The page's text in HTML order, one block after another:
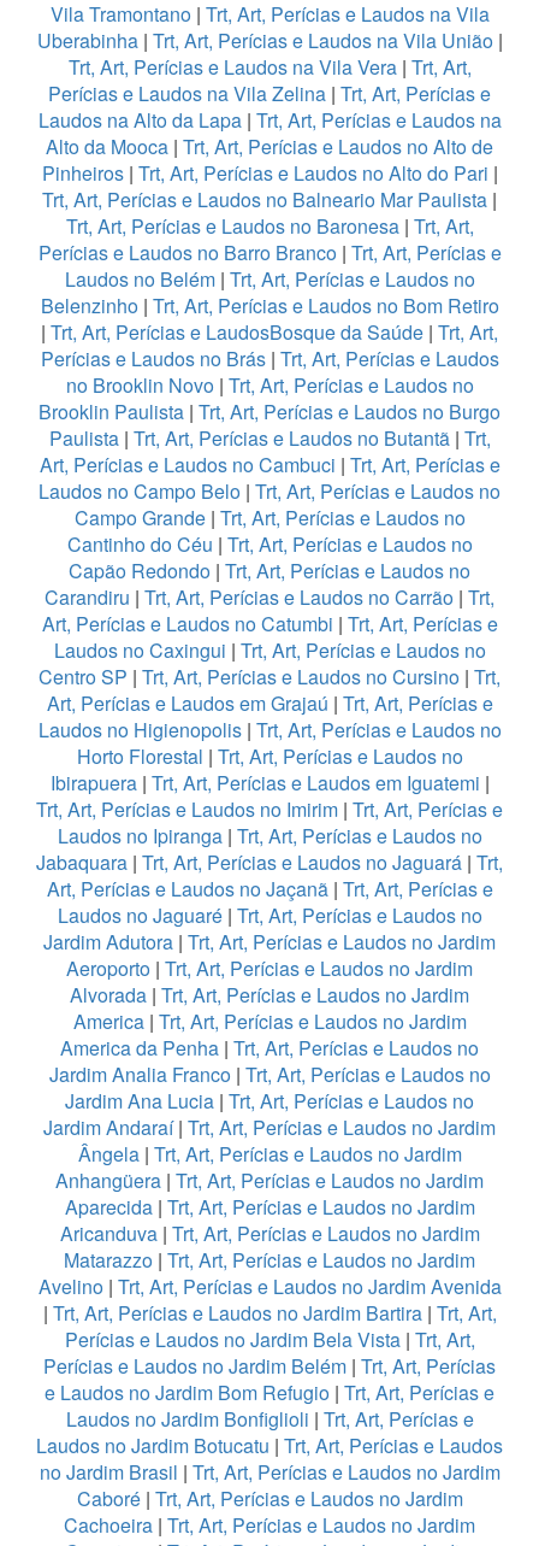
Vila Tramontano| Trt, Art, Perícias e Laudos na Vila
Uberabinha| Trt, Art, Perícias e Laudos na Vila União|
Trt, Art, Perícias e Laudos na Vila Vera| Trt, Art,
Perícias e Laudos na Vila Zelina | Trt, Art, Perícias e
Laudos na Alto da Lapa| Trt, Art, Perícias e Laudos na
Alto da Mooca | Trt, Art, Perícias e Laudos no Alto de
Pinheiros| Trt, Art, Perícias e Laudos no Alto do Pari |
Trt, Art, Perícias e Laudos no Balneario Mar Paulista |
Trt, Art, Perícias e Laudos no Baronesa| Trt, Art,
Perícias e Laudos no Barro Branco| Trt, Art, Perícias e
Laudos no Belém| Trt, Art, Perícias e Laudos no
Belenzinho| Trt, Art, Perícias e Laudos no Bom Retiro
| Trt, Art, Perícias e LaudosBosque da Saúde | Trt, Art,
Perícias e Laudos no Brás| Trt, Art, Perícias e Laudos
no Brooklin Novo| Trt, Art, Perícias e Laudos no
Brooklin Paulista | Trt, Art, Perícias e Laudos no Burgo
Paulista| Trt, Art, Perícias e Laudos no Butantã| Trt,
Art, Perícias e Laudos no Cambuci | Trt, Art, Perícias e
Laudos no Campo Belo | Trt, Art, Perícias e Laudos no
Campo Grande| Trt, Art, Perícias e Laudos no
Cantinho do Céu | Trt, Art, Perícias e Laudos no
Capão Redondo | Trt, Art, Perícias e Laudos no
Carandiru | Trt, Art, Perícias e Laudos no Carrão | Trt,
Art, Perícias e Laudos no Catumbi | Trt, Art, Perícias e
Laudos no Caxingui | Trt, Art, Perícias e Laudos no
Centro SP | Trt, Art, Perícias e Laudos no Cursino | Trt,
Art, Perícias e Laudos em Grajaú | Trt, Art, Perícias e
Laudos no Higienopolis| Trt, Art, Perícias e Laudos no
Horto Florestal | Trt, Art, Perícias e Laudos no
Ibirapuera| Trt, Art, Perícias e Laudos em Iguatemi |
Trt, Art, Perícias e Laudos no Imirim | Trt, Art, Perícias e
Laudos no Ipiranga| Trt, Art, Perícias e Laudos no
Jabaquara | Trt, Art, Perícias e Laudos no Jaguará | Trt,
Art, Perícias e Laudos no Jaçanã| Trt, Art, Perícias e
Laudos no Jaguaré| Trt, Art, Perícias e Laudos no
Jardim Adutora | Trt, Art, Perícias e Laudos no Jardim
Aeroporto | Trt, Art, Perícias e Laudos no Jardim
Alvorada | Trt, Art, Perícias e Laudos no Jardim
America| Trt, Art, Perícias e Laudos no Jardim
America da Penha | Trt, Art, Perícias e Laudos no
Jardim Analia Franco| Trt, Art, Perícias e Laudos no
Jardim Ana Lucia | Trt, Art, Perícias e Laudos no
Jardim Andaraí| Trt, Art, Perícias e Laudos no Jardim
Ângela| Trt, Art, Perícias e Laudos no Jardim
Anhangüera | Trt, Art, Perícias e Laudos no Jardim
Aparecida| Trt, Art, Perícias e Laudos no Jardim
Aricanduva| Trt, Art, Perícias e Laudos no Jardim
Matarazzo | Trt, Art, Perícias e Laudos no Jardim
Avelino| Trt, Art, Perícias e Laudos no Jardim Avenida
| Trt, Art, Perícias e Laudos no Jardim Bartira| Trt, Art,
Perícias e Laudos no Jardim Bela Vista| Trt, Art,
Perícias e Laudos no Jardim Belém | Trt, Art, Perícias
e Laudos no Jardim Bom Refugio | Trt, Art, Perícias e
Laudos no Jardim Bonfiglioli | Trt, Art, Perícias e
Laudos no Jardim Botucatu | Trt, Art, Perícias e Laudos
no Jardim Brasil | Trt, Art, Perícias e Laudos no Jardim
Caboré| Trt, Art, Perícias e Laudos no Jardim
Cachoeira | Trt, Art, Perícias e Laudos no Jardim